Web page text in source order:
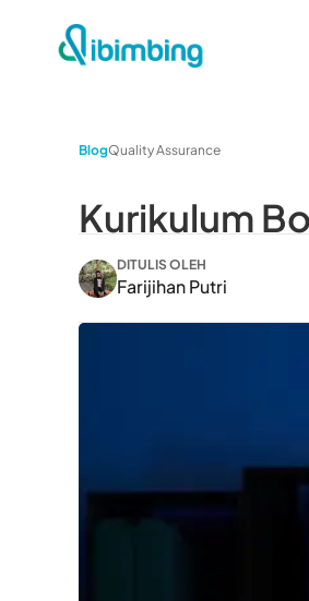
BlogQuality Assurance
Kurikulum
DITULIS OLEH
Farijihan Putri